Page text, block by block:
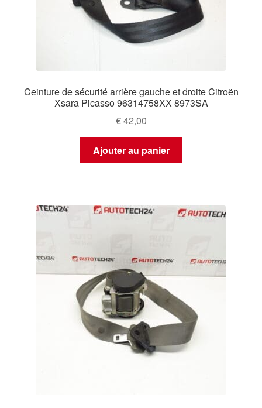
Ceinture de sécurité arrière gauche et droite Citroën
Xsara Picasso 96314758XX 8973SA
€42,00
Ajouter au panier